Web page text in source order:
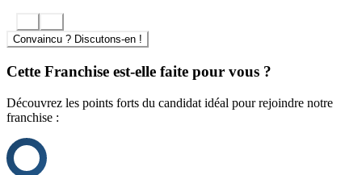
Identité visuelle affirmée, ambiance urbaine, storytelling puissant :
CRUST attire, intrigue et fidélise. Vous bénéficiez d’un univers de
Local, formation, ouverture, gestion, animation : nous sommes à vos
supports marketing et une plateforme de formation continue.
Convaincu ? Discutons-en !
Cette Franchise est-elle faite pour vous ?
Découvrez les points forts du candidat idéal pour rejoindre notre
franchise :